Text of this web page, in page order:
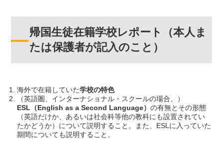
帰国生徒在籍学校レポート（本人ま
たは保護者が記入のこと）
海外で在籍していた学校の特色
（英語圏、インターナショナル・スクールの場合、）
ESL（English as a Second Language）の有無とその形態
（英語だけか、あるいは社会科等他の教科にも設置されてい
たかどうか）について説明すること。また、ESLに入っていた
期間についても説明すること。